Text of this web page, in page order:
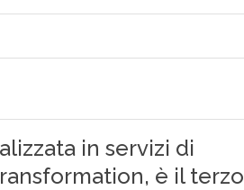
in servizi di
è il terzo